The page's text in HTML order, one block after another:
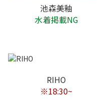
池森美釉
水着掲載NG
RIHO
※18:30~